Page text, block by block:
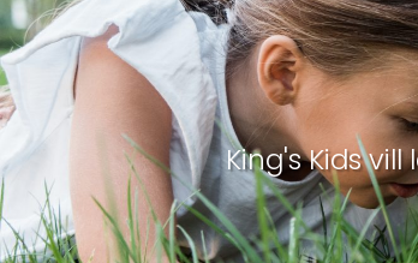
King's Kids